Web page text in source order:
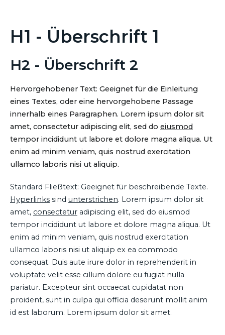
H1 - Überschrift 1
H2 - Überschrift 2
Hervorgehobener Text: Geeignet für die Einleitung
eines Textes, oder eine hervorgehobene Passage
innerhalb eines Paragraphen. Lorem ipsum dolor sit
amet, consectetur adipiscing elit, sed do eiusmod
tempor incididunt ut labore et dolore magna aliqua. Ut
enim ad minim veniam, quis nostrud exercitation
ullamco laboris nisi ut aliquip.
Standard Fließtext: Geeignet für beschreibende Texte.
Hyperlinks sind unterstrichen. Lorem ipsum dolor sit
amet, consectetur adipiscing elit, sed do eiusmod
tempor incididunt ut labore et dolore magna aliqua. Ut
enim ad minim veniam, quis nostrud exercitation
ullamco laboris nisi ut aliquip ex ea commodo
consequat. Duis aute irure dolor in reprehenderit in
voluptate velit esse cillum dolore eu fugiat nulla
pariatur. Excepteur sint occaecat cupidatat non
proident, sunt in culpa qui officia deserunt mollit anim
id est laborum. Lorem ipsum dolor sit amet.